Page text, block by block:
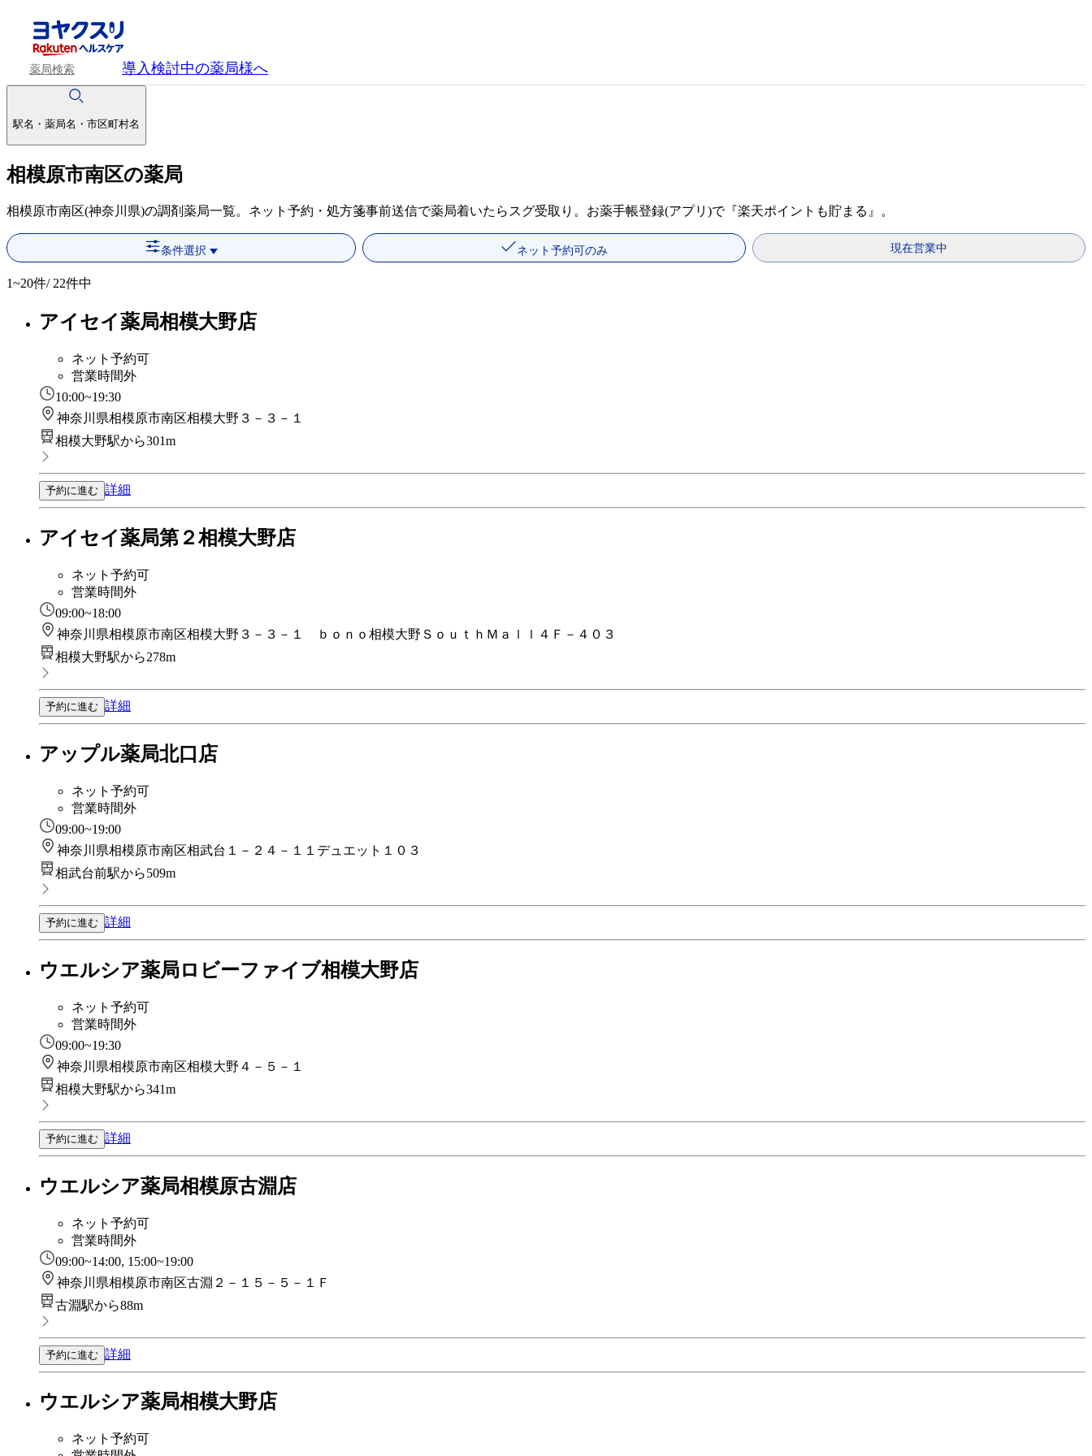
薬局検索 導入検討中の薬局様へ
駅名・薬局名・市区町村名
相模原市南区の薬局
相模原市南区(神奈川県)の調剤薬局一覧。ネット予約・処方箋事前送信で薬局着いたらスグ受取り。お薬手帳登録(アプリ)で『楽天ポイントも貯まる』。
条件選択 ネット予約可のみ 現在営業中
1~20件/ 22件中
アイセイ薬局相模大野店
ネット予約可
営業時間外
10:00~19:30
神奈川県相模原市南区相模大野３－３－１
相模大野駅から301m
予約に進む 詳細
アイセイ薬局第２相模大野店
ネット予約可
営業時間外
09:00~18:00
神奈川県相模原市南区相模大野３－３－１ ｂｏｎｏ相模大野ＳｏｕｔｈＭａｌｌ４Ｆ－４０３
相模大野駅から278m
予約に進む 詳細
アップル薬局北口店
ネット予約可
営業時間外
09:00~19:00
神奈川県相模原市南区相武台１－２４－１１デュエット１０３
相武台前駅から509m
予約に進む 詳細
ウエルシア薬局ロビーファイブ相模大野店
ネット予約可
営業時間外
09:00~19:30
神奈川県相模原市南区相模大野４－５－１
相模大野駅から341m
予約に進む 詳細
ウエルシア薬局相模原古淵店
ネット予約可
営業時間外
09:00~14:00, 15:00~19:00
神奈川県相模原市南区古淵２－１５－５－１Ｆ
古淵駅から88m
予約に進む 詳細
ウエルシア薬局相模大野店
ネット予約可